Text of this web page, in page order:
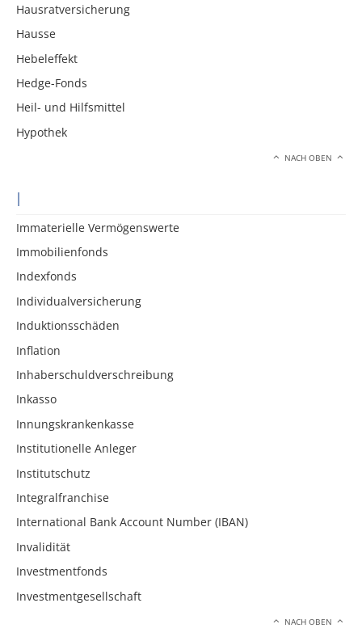
Hausratversicherung
Hausse
Hebeleffekt
Hedge-Fonds
Heil- und Hilfsmittel
Hypothek
NACH OBEN
I
Immaterielle Vermögenswerte
Immobilienfonds
Indexfonds
Individualversicherung
Induktionsschäden
Inflation
Inhaberschuldverschreibung
Inkasso
Innungskrankenkasse
Institutionelle Anleger
Institutschutz
Integralfranchise
International Bank Account Number (IBAN)
Invalidität
Investmentfonds
Investmentgesellschaft
NACH OBEN